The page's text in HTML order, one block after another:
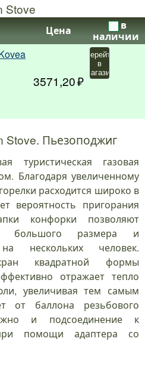
Stove
Цена
в
наличии
3571,20
Перейти
в
магазин
Stove. Пьезоподжиг
туристическая газовая
Благодаря увеличенному
расходится широко в
вероятность пригорания
конфорки позволяют
большого размера и
нескольких человек.
квадратной формы
отражает тепло
увеличивая тем самым
от баллона резьбового
и подсоединение к
помощи адаптера со